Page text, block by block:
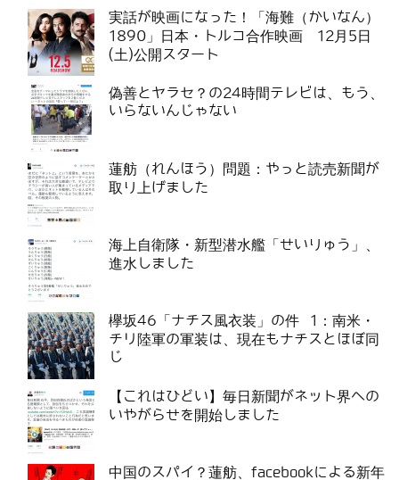
実話が映画になった！「海難（かいなん）
1890」日本・トルコ合作映画 12月5日
(土)公開スタート
偽善とヤラセ？の24時間テレビは、もう、
いらないんじゃない
蓮舫（れんほう）問題：やっと読売新聞が
取り上げました
海上自衛隊・新型潜水艦「せいりゅう」、
進水しました
欅坂46「ナチス風衣装」の件 1：南米・
チリ陸軍の軍装は、現在もナチスとほぼ同
じ
【これはひどい】毎日新聞がネット界への
いやがらせを開始しました
中国のスパイ？蓮舫、facebookによる新年